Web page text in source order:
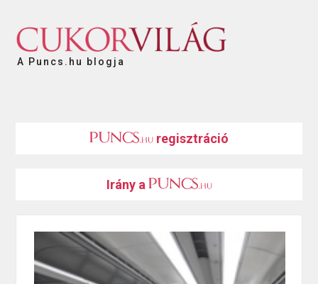
A Puncs.hu blogja
regisztráció
Irány a